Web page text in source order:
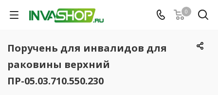
0
Поручень для инвалидов для
раковины верхний
ПР-05.03.710.550.230